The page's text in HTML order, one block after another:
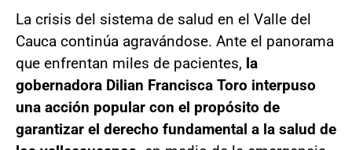
La crisis del sistema de salud en el Valle del
Cauca continúa agravándose. Ante el panorama
que enfrentan miles de pacientes, la
gobernadora Dilian Francisca Toro interpuso
una acción popular con el propósito de
garantizar el derecho fundamental a la salud de